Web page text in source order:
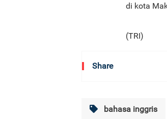
di kota
(TRI)
Share
bahasa inggris